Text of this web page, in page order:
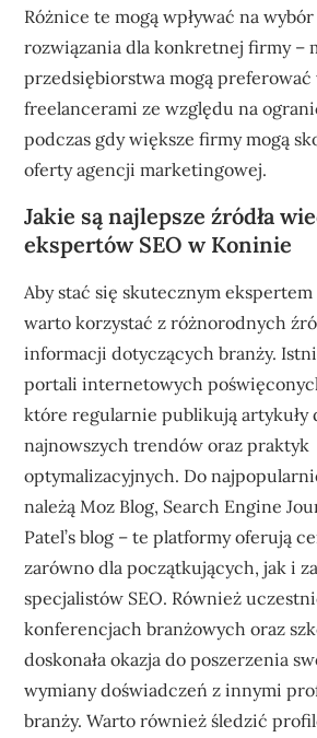
Różnice te mogą wpływać na
rozwiązania dla konkretnej firmy –
przedsiębiorstwa mogą preferować
freelancerami ze względu na
podczas gdy większe firmy mogą
oferty agencji marketingowej.
Jakie są najlepsze źródła
ekspertów SEO w Koninie
Aby stać się skutecznym
warto korzystać z różnorodnych
informacji dotyczących branży.
portali internetowych
które regularnie publikują artykuły
najnowszych trendów oraz praktyk
optymalizacyjnych. Do
należą Moz Blog, Search Engine
Patel’s blog – te platformy oferują
zarówno dla początkujących, jak i
specjalistów SEO. Również
konferencjach branżowych oraz
doskonała okazja do poszerzenia
wymiany doświadczeń z innymi
branży. Warto również śledzić